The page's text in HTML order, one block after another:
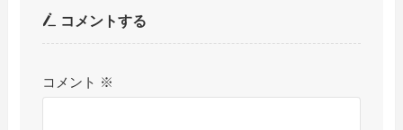
コメントする
コメント ※